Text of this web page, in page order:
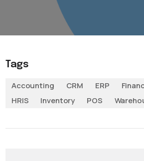
Tags
Accounting
CRM ERP
HRIS
Inventory POS